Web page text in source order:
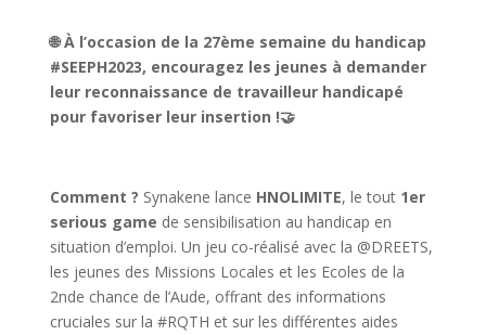
🌐 À l’occasion de la 27ème semaine du handicap
#SEEPH2023, encouragez les jeunes à demander
leur reconnaissance de travailleur handicapé
pour favoriser leur insertion !🤝
Comment ? Synakene lance HNOLIMITE, le tout 1er
serious game de sensibilisation au handicap en
situation d’emploi. Un jeu co-réalisé avec la @DREETS,
les jeunes des Missions Locales et les Ecoles de la
2nde chance de l’Aude, offrant des informations
cruciales sur la #RQTH et sur les différentes aides